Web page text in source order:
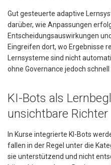
Gut gesteuerte adaptive
darüber, wie Anpassungen
Entscheidungsauswirkungen
Eingreifen dort, wo Ergebnisse
Lernsysteme sind nicht
ohne Governance jedoch schnell
KI-Bots als
unsichtbare Richter
In Kurse integrierte KI-Bots
fallen in der Regel unter die
sie unterstützend und nicht